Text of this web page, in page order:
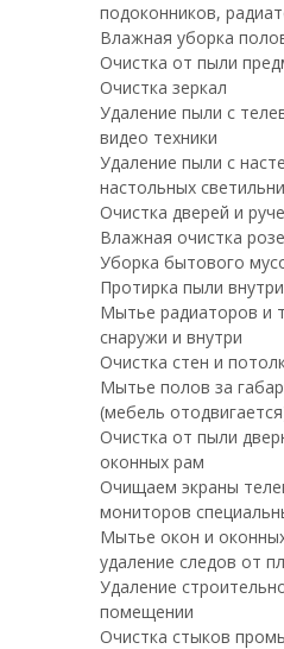
подоконников,
Влажная уборка
Очистка от пыли
Очистка зеркал
Удаление пыли с
видео техники
Удаление пыли с
настольных
Очистка дверей и
Влажная очистка
Уборка бытового
Протирка пыли
Мытье радиаторов и
снаружи и внутри
Очистка стен и
Мытье полов за
(мебель
Очистка от пыли
оконных рам
Очищаем экраны
мониторов
Мытье окон и
удаление следов от
Удаление
помещении
Очистка стыков